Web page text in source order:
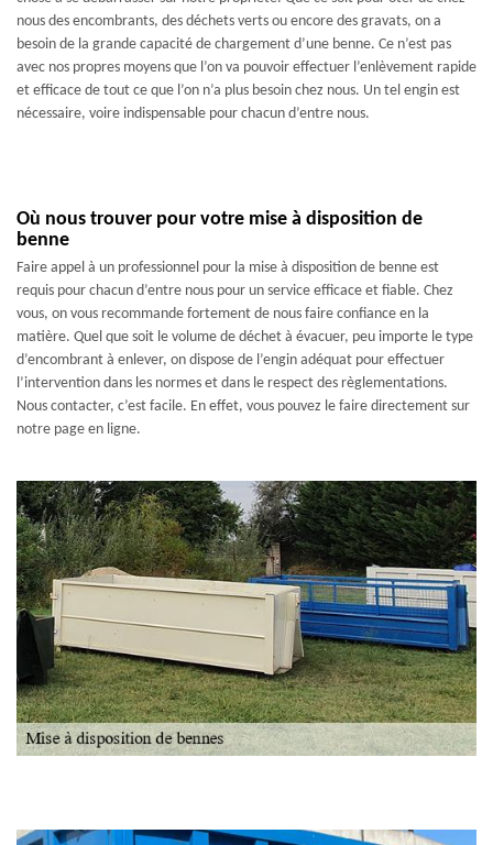
nous des encombrants, des déchets verts ou encore des gravats, on a
besoin de la grande capacité de chargement d’une benne. Ce n’est pas
avec nos propres moyens que l’on va pouvoir effectuer l’enlèvement rapide
et efficace de tout ce que l’on n’a plus besoin chez nous. Un tel engin est
nécessaire, voire indispensable pour chacun d’entre nous.
Où nous trouver pour votre mise à disposition de
benne
Faire appel à un professionnel pour la mise à disposition de benne est
requis pour chacun d’entre nous pour un service efficace et fiable. Chez
vous, on vous recommande fortement de nous faire confiance en la
matière. Quel que soit le volume de déchet à évacuer, peu importe le type
d’encombrant à enlever, on dispose de l’engin adéquat pour effectuer
l’intervention dans les normes et dans le respect des règlementations.
Nous contacter, c’est facile. En effet, vous pouvez le faire directement sur
notre page en ligne.